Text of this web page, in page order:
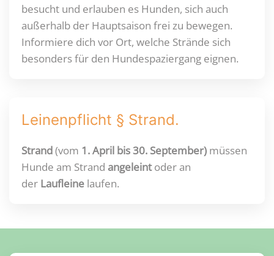
besucht und erlauben es Hunden, sich auch
außerhalb der Hauptsaison frei zu bewegen.
Informiere dich vor Ort, welche Strände sich
besonders für den Hundespaziergang eignen.
Leinenpflicht § Strand.
Strand(vom 1. April bis 30. September) müssen
Hunde am Strand angeleintoder an
der Laufleine laufen.